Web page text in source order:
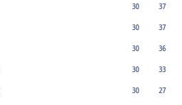
30
37
30
37
30
36
30
33
30
27